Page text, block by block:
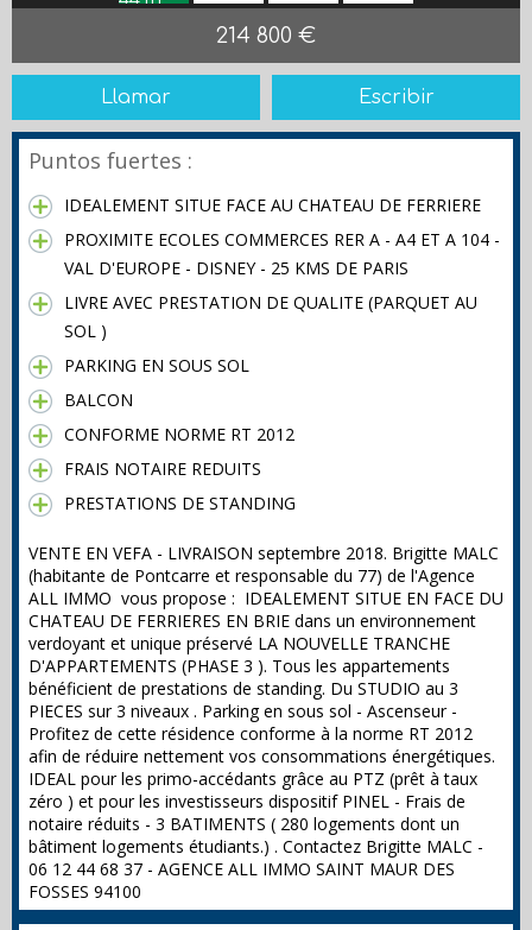
214 800 €
Llamar Escribir
Puntos fuertes :
IDEALEMENT SITUE FACE AU CHATEAU DE FERRIERE
PROXIMITE ECOLES COMMERCES RER A - A4 ET A 104 -
VAL D'EUROPE - DISNEY - 25 KMS DE PARIS
LIVRE AVEC PRESTATION DE QUALITE (PARQUET AU
SOL )
PARKING EN SOUS SOL
BALCON
CONFORME NORME RT 2012
FRAIS NOTAIRE REDUITS
PRESTATIONS DE STANDING
VENTE EN VEFA - LIVRAISON septembre 2018. Brigitte MALC
(habitante de Pontcarre et responsable du 77) de l'Agence
ALL IMMO vous propose : IDEALEMENT SITUE EN FACE DU
CHATEAU DE FERRIERES EN BRIE dans un environnement
verdoyant et unique préservé LA NOUVELLE TRANCHE
D'APPARTEMENTS (PHASE 3 ). Tous les appartements
bénéficient de prestations de standing. Du STUDIO au 3
PIECES sur 3 niveaux . Parking en sous sol - Ascenseur -
Profitez de cette résidence conforme à la norme RT 2012
afin de réduire nettement vos consommations énergétiques.
IDEAL pour les primo-accédants grâce au PTZ (prêt à taux
zéro ) et pour les investisseurs dispositif PINEL - Frais de
notaire réduits - 3 BATIMENTS ( 280 logements dont un
bâtiment logements étudiants.) . Contactez Brigitte MALC -
06 12 44 68 37 - AGENCE ALL IMMO SAINT MAUR DES
FOSSES 94100